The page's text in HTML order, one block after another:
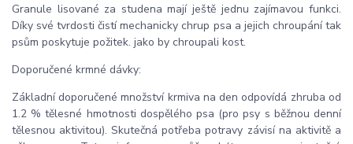
Granule lisované za studena mají ještě jednu zajímavou funkci.
Díky své tvrdosti čistí mechanicky chrup psa a jejich chroupání tak
psům poskytuje požitek. jako by chroupali kost.
Doporučené krmné dávky:
Základní doporučené množství krmiva na den odpovídá zhruba od
1.2 % tělesné hmotnosti dospělého psa (pro psy s běžnou denní
tělesnou aktivitou). Skutečná potřeba potravy závisí na aktivitě a